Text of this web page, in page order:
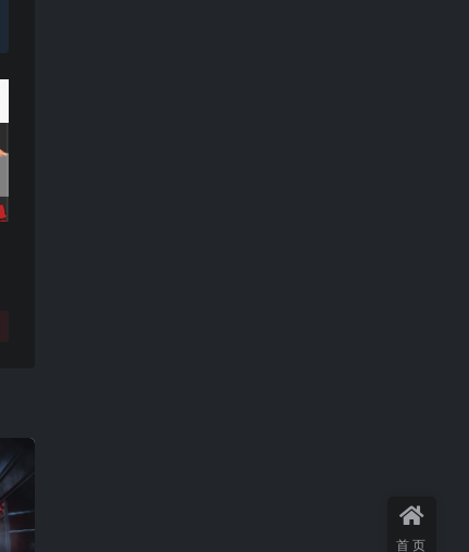
首页